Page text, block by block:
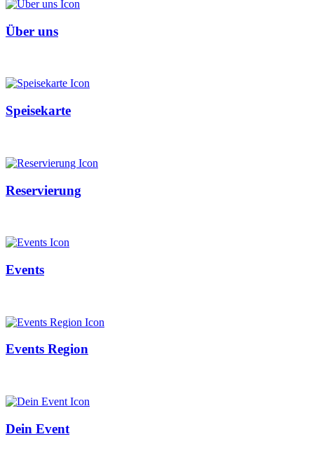
Über uns
Speisekarte
Reservierung
Events
Events Region
Dein Event